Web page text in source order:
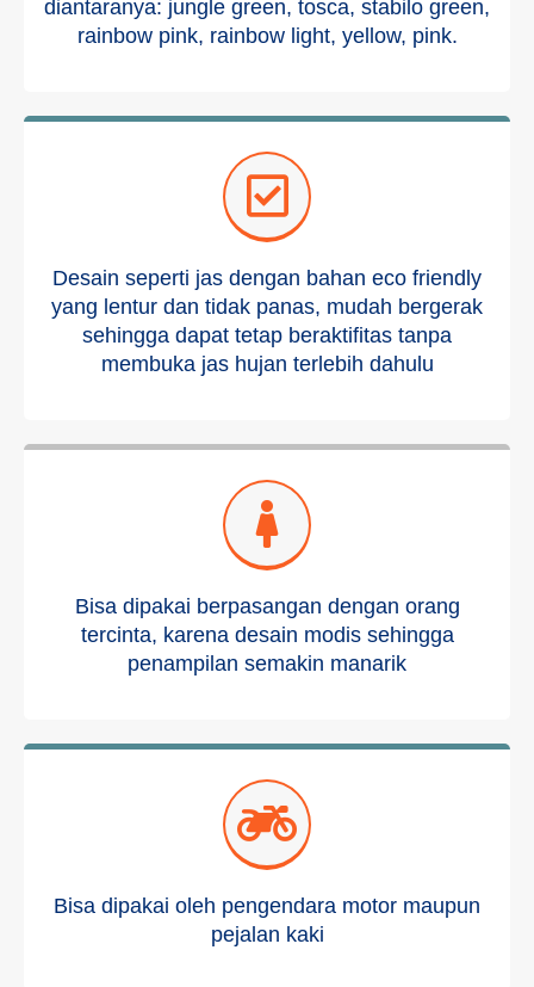
diantaranya: jungle green, tosca, stabilo green,
rainbow pink, rainbow light, yellow, pink.
Desain seperti jas dengan bahan eco friendly
yang lentur dan tidak panas, mudah bergerak
sehingga dapat tetap beraktifitas tanpa
membuka jas hujan terlebih dahulu
Bisa dipakai berpasangan dengan orang
tercinta, karena desain modis sehingga
penampilan semakin manarik
Bisa dipakai oleh pengendara motor maupun
pejalan kaki